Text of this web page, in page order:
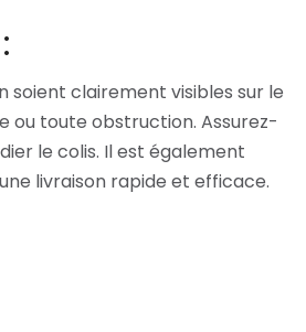
soient clairement visibles sur le
ou toute obstruction. Assurez-
le colis. Il est également
livraison rapide et efficace.